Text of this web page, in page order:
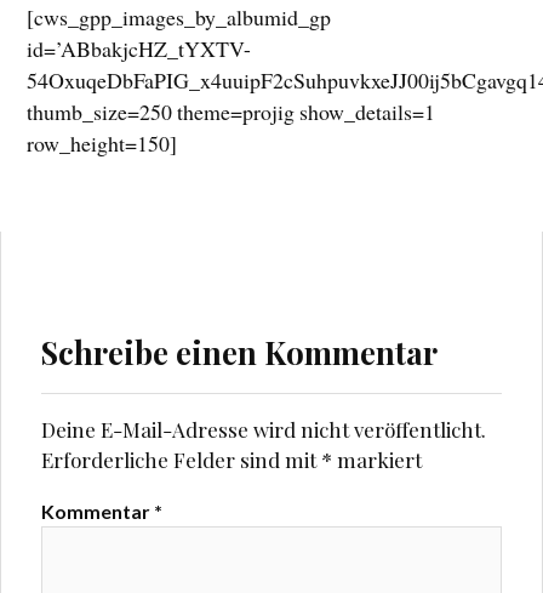
[cws_gpp_images_by_albumid_gp
id=’ABbakjcHZ_tYXTV-
thumb_size=250 theme=projig show_details=1
row_height=150]
Schreibe einen Kommentar
Deine E-Mail-Adresse wird nicht veröffentlicht.
Erforderliche Felder sind mit* markiert
Kommentar *